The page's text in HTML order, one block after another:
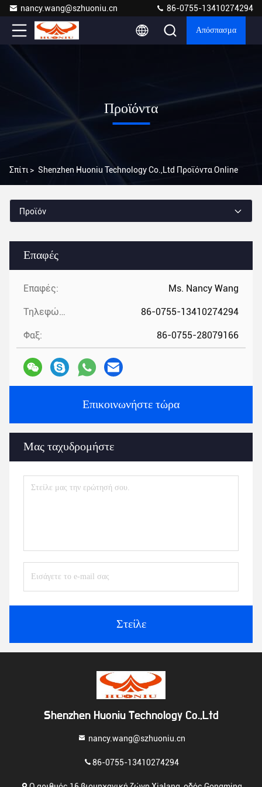
nancy.wang@szhuoniu.cn 86-0755-13410274294
Απόσπασμα
Προϊόντα
Σπίτι > Shenzhen Huoniu Technology Co.,Ltd Προϊόντα Online
Επαφές
Επαφές: Ms. Nancy Wang
Τηλεφώνημα: 86-0755-13410274294
Φαξ: 86-0755-28079166
Επικοινωνήστε τώρα
Μας ταχυδρομήστε
Στείλε
Προϊόν
Shenzhen Huoniu Technology Co.,Ltd
nancy.wang@szhuoniu.cn
86-0755-13410274294